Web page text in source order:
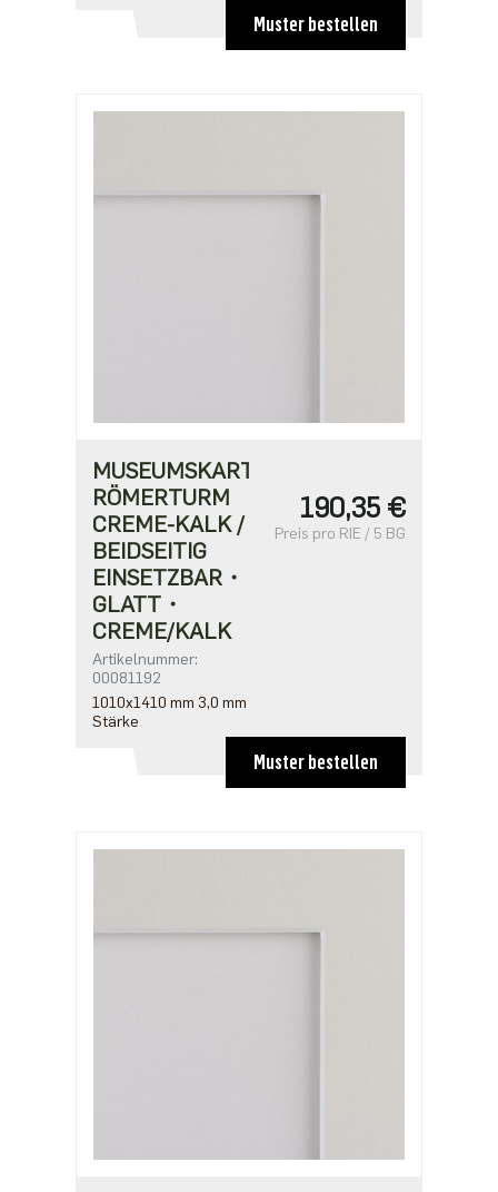
Muster bestellen
MUSEUMSKARTON
RÖMERTURM
CREME-KALK /
BEIDSEITIG
EINSETZBAR・
GLATT・
CREME/KALK
Artikelnummer:
00081192
1010x1410 mm 3,0 mm
Stärke
190,35 €
Preis pro RIE / 5 BG
Muster bestellen